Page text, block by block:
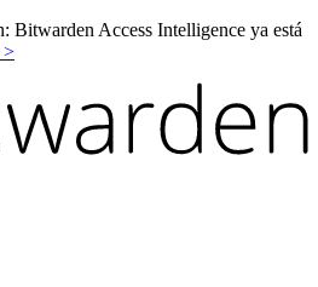
Bitwarden Access Intelligence ya está
>